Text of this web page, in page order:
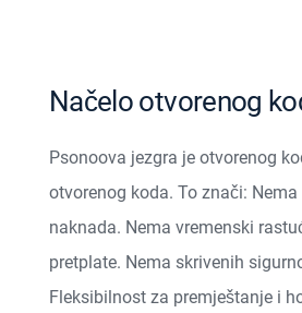
Načelo otvorenog
Psonoova jezgra je otvorenog
otvorenog koda. To znači:
naknada. Nema vremenski
pretplate. Nema skrivenih
Fleksibilnost za premještanje i